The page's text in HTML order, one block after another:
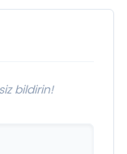
bildirin!